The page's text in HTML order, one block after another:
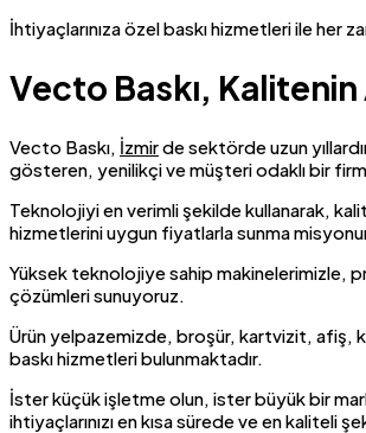
İhtiyaçlarınıza özel baskı hizmetleri ile her
Vecto Baskı,
Vecto Baskı, İzmirde sektörde uzun
gösteren, yenilikçi ve müşteri odaklı bir
Teknolojiyi en verimli şekilde kullanarak,
hizmetlerini uygun fiyatlarla sunma
Yüksek teknolojiye sahip makinelerimizle,
çözümleri sunuyoruz.
Ürün yelpazemizde, broşür, kartvizit, afiş,
baskı hizmetleri bulunmaktadır.
İster küçük işletme olun, ister büyük bir
ihtiyaçlarınızı en kısa sürede ve en kaliteli